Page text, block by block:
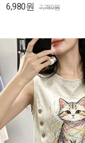
6,980원 7,780원